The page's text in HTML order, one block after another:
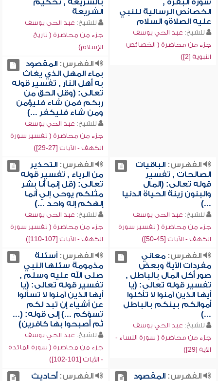
سورة البقرة ,
الخصائص الرسالية للنبي
عليه الصلاةو السلام
للشيخ: عبد الحي يوسف
جزء من محاضرة ( الخصائص
النبوية [2])
بالشريعة , تحكيم
الشريعة
للشيخ: عبد الحي يوسف
جزء من محاضرة ( تاريخ
الإسلام)
الفهرس:المقصود
بماء المهل الذي يغاث
به أهل النار , تفسير قوله
تعالى: (وقل الحق من
ربكم فمن شاء فليؤمن
ومن شاء فليكفر ...)
للشيخ: عبد الحي يوسف
جزء من محاضرة ( تفسير سورة
الكهف - الآيات [27-29])
الفهرس:الباقيات
الصالحات , تفسير
قوله تعالى: (المال
والبنون زينة الحياة الدنيا
...)
للشيخ: عبد الحي يوسف
جزء من محاضرة ( تفسير سورة
الكهف - الآيات [45-50])
الفهرس:التحذير
من الرياء , تفسير قوله
تعالى: (قل إنما أنا بشر
مثلكم يوحى إلي أنما
إلهكم إله واحد ...)
للشيخ: عبد الحي يوسف
جزء من محاضرة ( تفسير سورة
الكهف - الآيات [107-110])
الفهرس:معاني
مفردات الآية وبعض
صور أكل المال بالباطل ,
تفسير قوله تعالى: (يا
أيها الذين آمنوا لا تأكلوا
أموالكم بينكم بالباطل
...)
للشيخ: عبد الحي يوسف
جزء من محاضرة ( سورة النساء -
الآية [29])
الفهرس:أسئلة
مذمومة سئلها النبي
صلى الله عليه وسلم ,
تفسير قوله تعالى: (يا
أيها الذين آمنوا لا تسألوا
عن أشياء إن تبد لكم
تسؤكم ...) إلى قوله: (...
ثم أصبحوا بها كافرين)
للشيخ: عبد الحي يوسف
جزء من محاضرة ( سورة المائدة
- الآيات [101-102])
الفهرس:المقصود
الفهرس:أحاديث